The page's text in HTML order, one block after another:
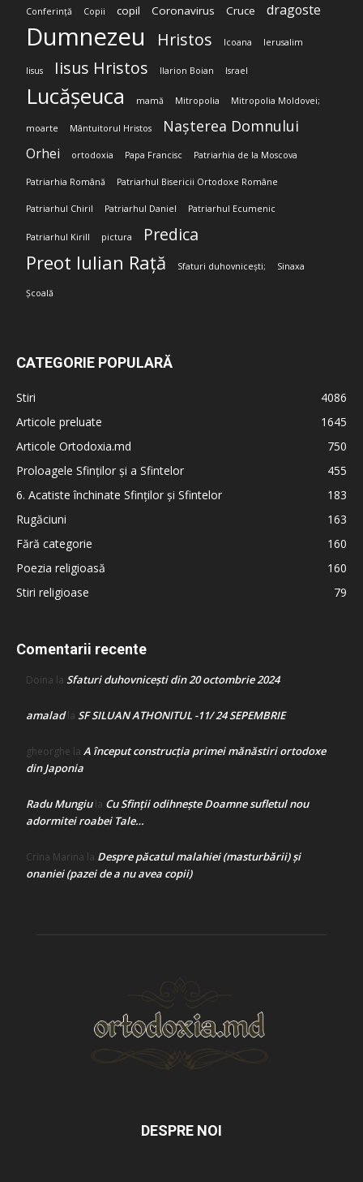
Conferință Copii copil Coronavirus Cruce dragoste
Dumnezeu Hristos Icoana Ierusalim
Iisus Iisus Hristos Ilarion Boian Israel
Lucășeuca mamă Mitropolia Mitropolia Moldovei;
moarte Mântuitorul Hristos Nașterea Domnului
Orhei ortodoxia Papa Francisc Patriarhia de la Moscova
Patriarhia Română Patriarhul Bisericii Ortodoxe Române
Patriarhul Chiril Patriarhul Daniel Patriarhul Ecumenic
Patriarhul Kirill pictura Predica
Preot Iulian Rață Sfaturi duhovnicești; Sinaxa
Școală
CATEGORIE POPULARĂ
Stiri
4086
Articole preluate
1645
Articole Ortodoxia.md
750
Proloagele Sfinților și a Sfintelor
455
6. Acatiste închinate Sfinților și Sfintelor
183
Rugăciuni
163
Fără categorie
160
Poezia religioasă
160
Stiri religioase
79
Comentarii recente
Doina la Sfaturi duhovnicești din 20 octombrie 2024
amaladla SF SILUAN ATHONITUL -11/ 24 SEPEMBRIE
gheorghe la A început construcţia primei mănăstiri ortodoxe
din Japonia
Radu Mungiula Cu Sfinții odihnește Doamne sufletul nou
adormitei roabei Tale…
Crina Marina la Despre păcatul malahiei (masturbării) şi
onaniei (pazei de a nu avea copii)
DESPRE NOI